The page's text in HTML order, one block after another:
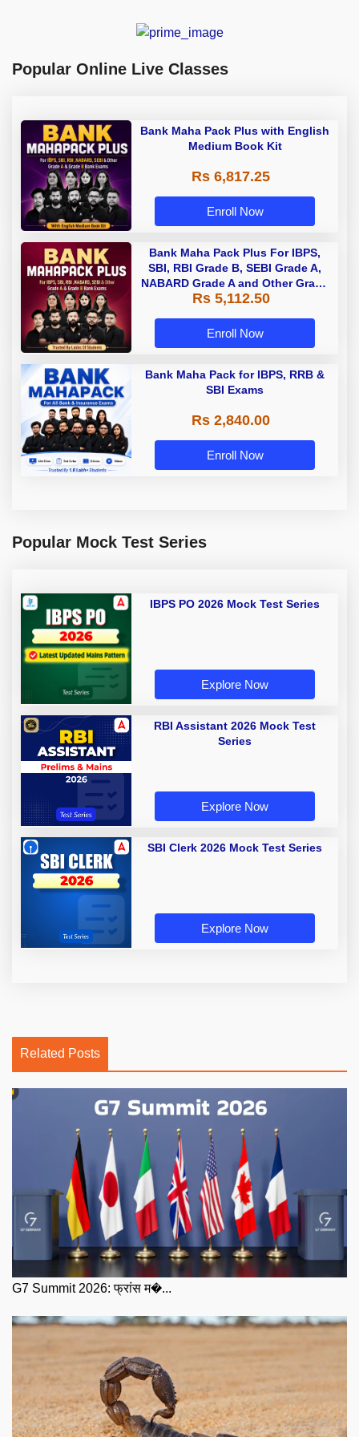
Popular Online Live Classes
Bank Maha Pack Plus with English
Medium Book Kit
Rs 6,817.25
Enroll Now
Bank Maha Pack Plus For IBPS,
SBI, RBI Grade B, SEBI Grade A,
NABARD Grade A and Other Grade
A & Grade B Bank Exams
Rs 5,112.50
Enroll Now
Bank Maha Pack for IBPS, RRB &
SBI Exams
Rs 2,840.00
Enroll Now
Popular Mock Test Series
IBPS PO 2026 Mock Test Series
Explore Now
RBI Assistant 2026 Mock Test
Series
Explore Now
SBI Clerk 2026 Mock Test Series
Explore Now
Related Posts
G7 Summit 2026: फ्रांस म�...